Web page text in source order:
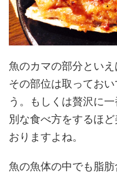
魚のカマの部分とい
その部位は取ってお
う。もしくは贅沢に
別な食べ方をするほ
おりますよね。
魚の魚体の中でも脂